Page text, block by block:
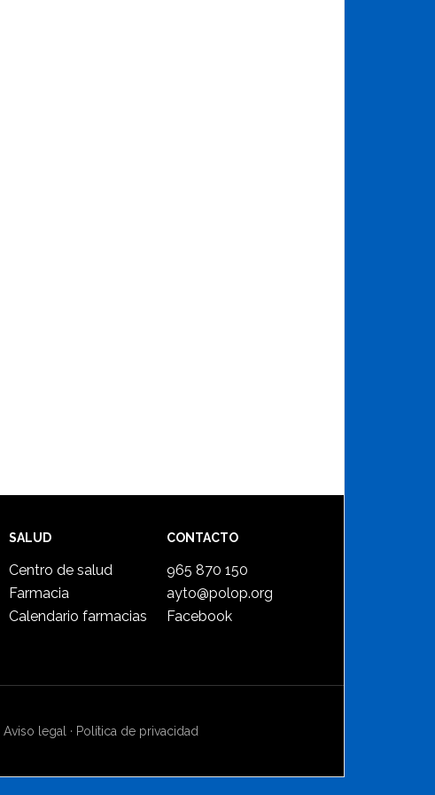
SALUD
Centro de salud
Farmacia
Calendario farmacias
CONTACTO
965 870 150
ayto@polop.org
Facebook
Aviso legal · Política de privacidad